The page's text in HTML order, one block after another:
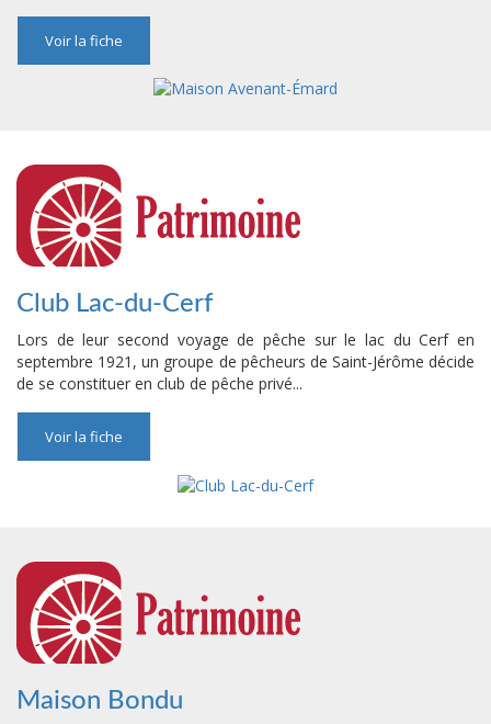
Voir la fiche
Club Lac-du-Cerf
Lors de leur second voyage de pêche sur le lac du Cerf en
septembre 1921, un groupe de pêcheurs de Saint-Jérôme décide
de se constituer en club de pêche privé...
Voir la fiche
Maison Bondu